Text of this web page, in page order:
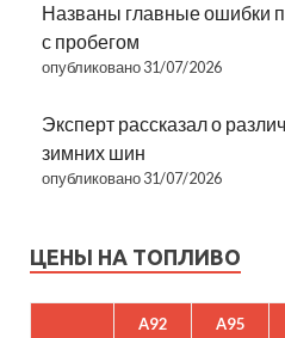
Названы главные ошибки
с пробегом
опубликовано 31/07/2026
Эксперт рассказал о
зимних шин
опубликовано 31/07/2026
ЦЕНЫ НА ТОПЛИВО
A92 A95